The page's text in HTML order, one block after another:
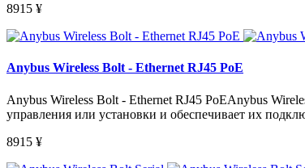
8915 ¥
Anybus Wireless Bolt - Ethernet RJ45 PoE
Anybus Wireless Bolt - Ethernet RJ45 PoEAnybus
управления или установки и обеспечивает их
8915 ¥